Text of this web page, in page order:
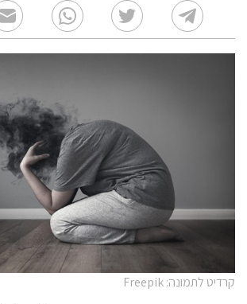
קרדיט לתמונה: Freepik